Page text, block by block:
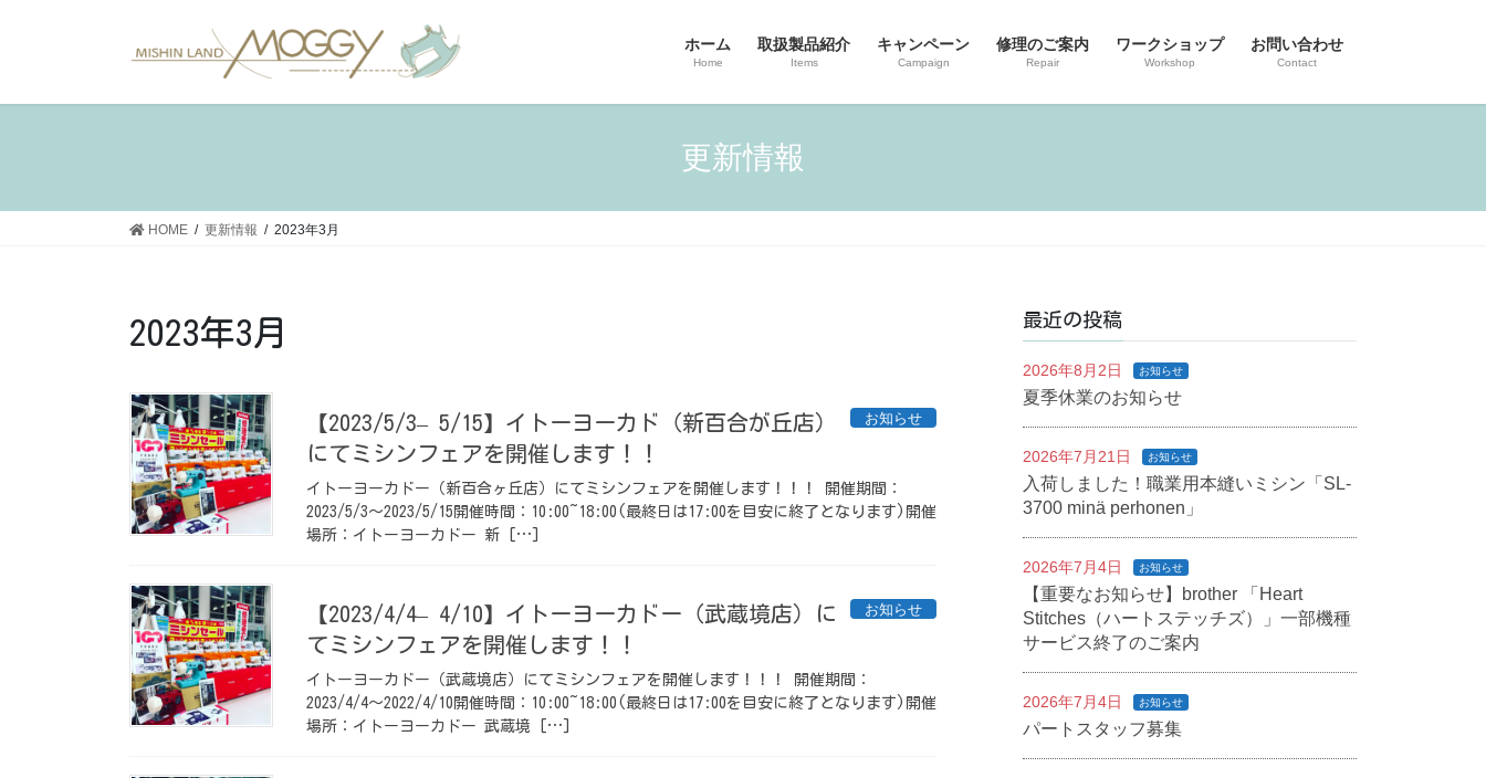
ホーム
Home
取扱製品紹介
Items
キャンペーン
Campaign
修理のご案内
Repair
ワークショップ
Workshop
お問い合わせ
Contact
更新情報
HOME 更新情報 2023年3月
2023年3月
お知らせ
【2023/5/3– 5/15】イトーヨーカド（新百合が丘店）
にてミシンフェアを開催します！！
イトーヨーカドー（新百合ヶ丘店）にてミシンフェアを開催します！！！ 開催期間：
2023/5/3〜2023/5/15開催時間：10:00~18:00(最終日は17:00を目安に終了となります)開催
場所：イトーヨーカドー 新 […]
お知らせ
【2023/4/4– 4/10】イトーヨーカドー（武蔵境店）に
てミシンフェアを開催します！！
イトーヨーカドー（武蔵境店）にてミシンフェアを開催します！！！ 開催期間：
2023/4/4〜2022/4/10開催時間：10:00~18:00(最終日は17:00を目安に終了となります)開催
場所：イトーヨーカドー 武蔵境 […]
最近の投稿
2026年8月2日 お知らせ
夏季休業のお知らせ
2026年7月21日 お知らせ
入荷しました！職業用本縫いミシン「SL-
3700 minä perhonen」
2026年7月4日 お知らせ
【重要なお知らせ】brother 「Heart
Stitches（ハートステッチズ）」一部機種
サービス終了のご案内
2026年7月4日 お知らせ
パートスタッフ募集